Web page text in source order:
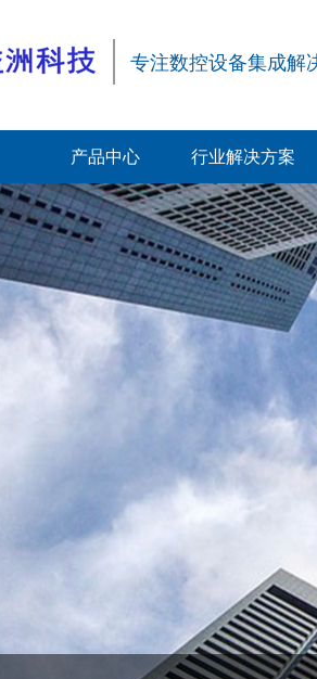
产品中心 行业解决方案
专注数控设备集成解